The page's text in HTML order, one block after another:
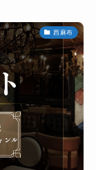
西麻布